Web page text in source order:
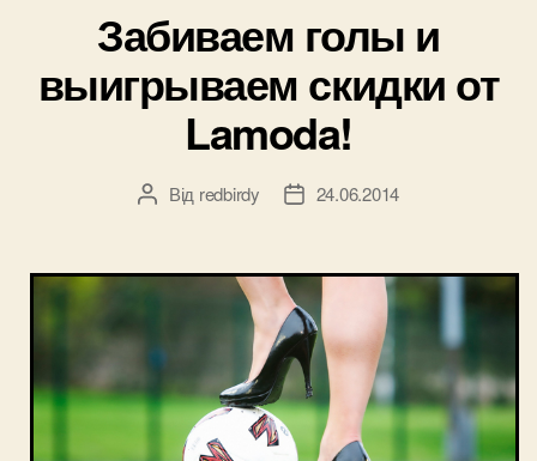
Забиваем голы и
выигрываем скидки от
Lamoda!
Автор
Від redbirdy
Дата24.06.2014